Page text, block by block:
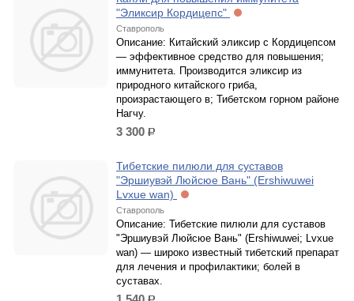
"Эликсир Кордицепс"
Ставрополь
Описание: Китайский эликсир с Кордицепсом
— эффективное средство для повышения;
иммунитета. Производится эликсир из
природного китайского гриба,
произрастающего в; Тибетском горном районе
Нагчу.
3 300 р.
Тибетские пилюли для суставов
"Эршиувэй Люйсюе Вань" (Ershiwuwei
Lvxue wan)
Ставрополь
Описание: Тибетские пилюли для суставов
"Эршиувэй Люйсюе Вань" (Ershiwuwei; Lvxue
wan) — широко известный тибетский препарат
для лечения и профилактики; болей в
суставах.